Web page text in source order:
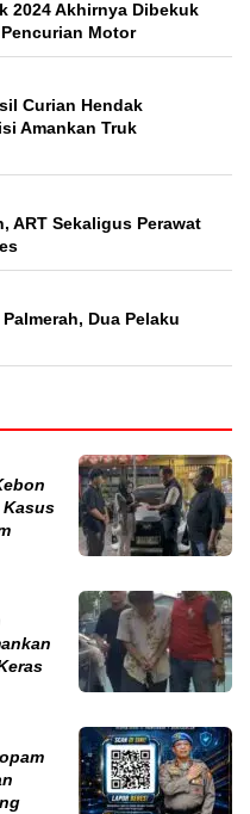
2024 Akhirnya Dibekuk
Motor
Curian Hendak
Amankan Truk
ART Sekaligus Perawat
Dua Pelaku
Kasus